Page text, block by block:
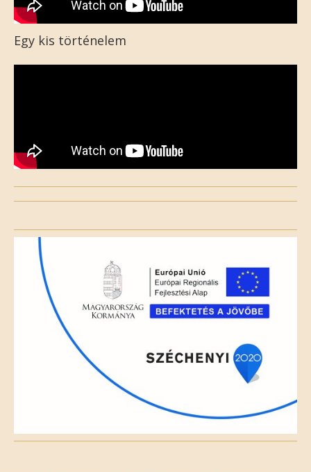
Egy kis történelem